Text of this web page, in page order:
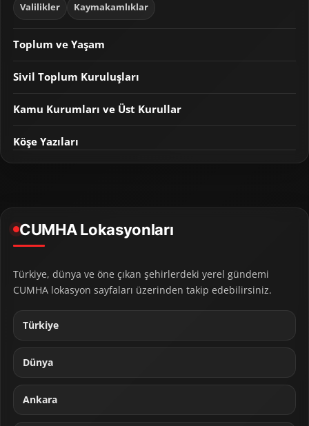
Valilikler Kaymakamlıklar
Toplum ve Yaşam
Sivil Toplum Kuruluşları
Kamu Kurumları ve Üst Kurullar
Köşe Yazıları
CUMHA Lokasyonları
Türkiye, dünya ve öne çıkan şehirlerdeki yerel gündemi
CUMHA lokasyon sayfaları üzerinden takip edebilirsiniz.
Türkiye
Dünya
Ankara